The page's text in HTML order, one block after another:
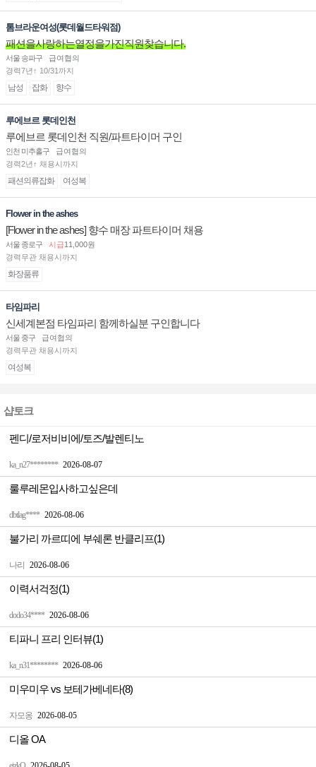
톰브라운여성(롯데월드타워점)
패션을사랑하는열정을가진직원찾습니다.
서울 송파구
급여협의
경력7년↑ 10/31까지
남성 잡화 향수
루에브르 롯데인천
루에브르 롯데인천 직원/파트타이머 구인
인천 미추홀구
급여협의
경력2년↑ 채용시까지
패션의류잡화 여성복
Flower in the ashes
[Flower in the ashes] 향수 매장 파트타이머 채용
서울 종로구 시급11,000원
경력무관 채용시까지
화장품류
타임파리
신세계본점 타임파리 함께하실분 구인합니다
서울 중구
급여협의
경력무관 채용시까지
여성복
샵토크
ka_n27******** 2026-08-07
펜디/로저비비에/토즈/발렌티노
dbtlag**** 2026-08-06
룰루레몬입사하고싶은데
나리 2026-08-06
불가리 까르띠에 부쉐론 반클리프(1)
dodo34**** 2026-08-06
이력서걱정(1)
ka_n31******** 2026-08-06
티파니 프리 인터뷰(1)
자모옹 2026-08-05
미우미우 vs 보테가베네타(8)
디올 OA